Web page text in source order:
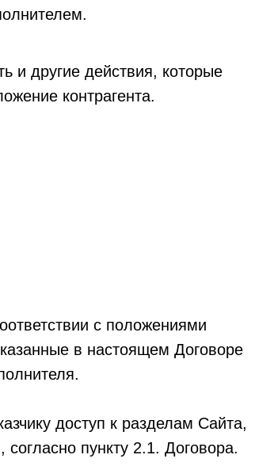
и другие действия, которые
контрагента.
с положениями
в настоящем Договоре
доступ к разделам Сайта,
пункту 2.1. Договора.